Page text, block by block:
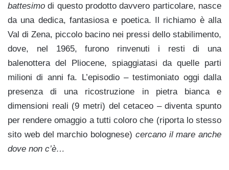
battesimo di questo prodotto davvero particolare, nasce
da una dedica, fantasiosa e poetica. Il richiamo è alla
Val di Zena, piccolo bacino nei pressi dello stabilimento,
dove, nel 1965, furono rinvenuti i resti di una
balenottera del Pliocene, spiaggiatasi da quelle parti
milioni di anni fa. L’episodio – testimoniato oggi dalla
presenza di una ricostruzione in pietra bianca e
dimensioni reali (9 metri) del cetaceo – diventa spunto
per rendere omaggio a tutti coloro che (riporta lo stesso
sito web del marchio bolognese) cercano il mare anche
dove non c’è…